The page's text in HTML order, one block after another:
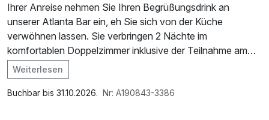
Ihrer Anreise nehmen Sie Ihren Begrüßungsdrink an
unserer Atlanta Bar ein, eh Sie sich von der Küche
verwöhnen lassen. Sie verbringen 2 Nächte im
komfortablen Doppelzimmer inklusive der Teilnahme am
Frühstücksbuffet. Am nächsten Tag können Sie mit dem
Leihfahrrad einen der umliegenden Seen umrunden oder
die Stadt erkunden. Der Abend steht zur freien Verfügung.
Im Angebot enthalten
Saunabenutzung, Saunatuch, Leihbademantel, Nutzung
Weiterlesen
Buchbar bis 31.10.2026. Nr: A190843-3386